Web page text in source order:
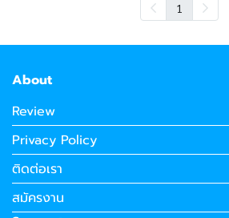
1
About
Review
Privacy Policy
ติดต่อเรา
สมัครงาน